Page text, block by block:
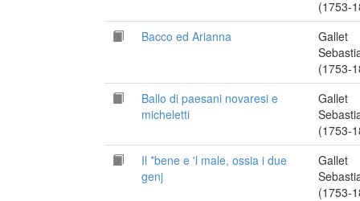
(1753-
Bacco ed Arianna
Gallet
(1753-
Ballo di paesani novaresi e
micheletti
Gallet
(1753-
Il *bene e 'l male, ossia i due
genj
Gallet
(1753-